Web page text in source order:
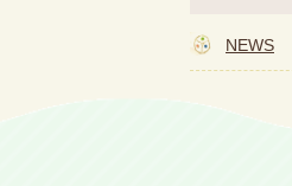
NEWS